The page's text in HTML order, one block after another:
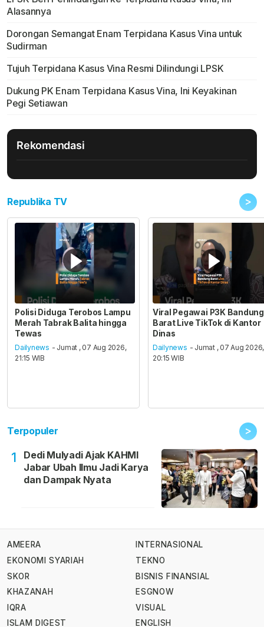
Alasannya
Dorongan Semangat Enam Terpidana Kasus Vina untuk
Sudirman
Tujuh Terpidana Kasus Vina Resmi Dilindungi LPSK
Dukung PK Enam Terpidana Kasus Vina, Ini Keyakinan
Pegi Setiawan
Rekomendasi
Republika TV >
Polisi Diduga Terobos Lampu
Merah Tabrak Balita hingga
Tewas
Dailynews - Jumat , 07 Aug 2026,
21:15 WIB
Viral Pegawai P3K Bandung
Barat Live TikTok di Kantor
Dinas
Dailynews - Jumat , 07 Aug 2026,
20:15 WIB
Terpopuler >
1
Dedi Mulyadi Ajak KAHMI
Jabar Ubah Ilmu Jadi Karya
dan Dampak Nyata
AMEERA
EKONOMI SYARIAH
SKOR
KHAZANAH
IQRA
ISLAM DIGEST
INTERNASIONAL
TEKNO
BISNIS FINANSIAL
ESGNOW
VISUAL
ENGLISH